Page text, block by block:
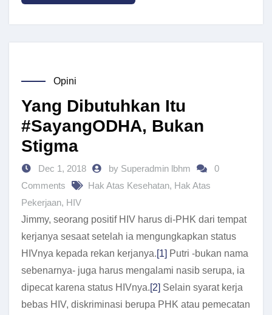
Opini
Yang Dibutuhkan Itu
#SayangODHA, Bukan
Stigma
Dec 1, 2018 by Superadmin lbhm
0
Comments
Hak Atas Kesehatan, Hak Atas
Pekerjaan, HIV
Jimmy, seorang positif HIV harus di-PHK dari tempat
kerjanya sesaat setelah ia mengungkapkan status
HIVnya kepada rekan kerjanya.[1] Putri -bukan nama
sebenarnya- juga harus mengalami nasib serupa, ia
dipecat karena status HIVnya.[2] Selain syarat kerja
bebas HIV, diskriminasi berupa PHK atau pemecatan